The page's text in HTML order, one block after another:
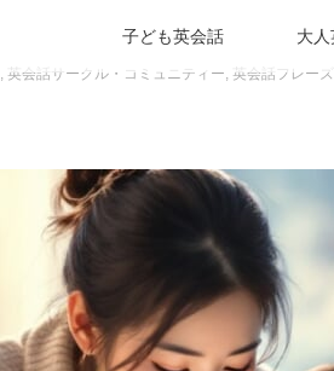
子ども英会話 大
, 英会話サークル・コミュニティー, 英会話フレーズ